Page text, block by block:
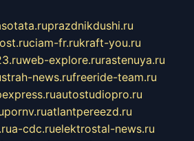
prazdnikdushi.ru
ciam-fr.rukraft-you.ru
web-explore.rurastenuya.ru
strah-news.rufreeride-team.ru
autostudiopro.ru
pornv.ruatlantpereezd.ru
a-cdc.ruelektrostal-news.ru